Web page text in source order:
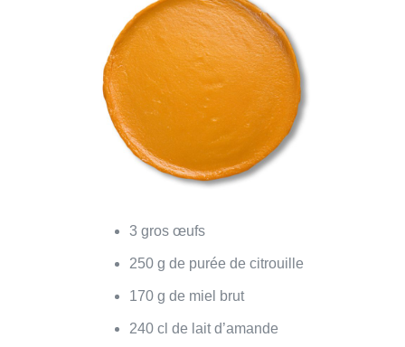
3 gros œufs
250 g de purée de citrouille
170 g de miel brut
240 cl de lait d’amande